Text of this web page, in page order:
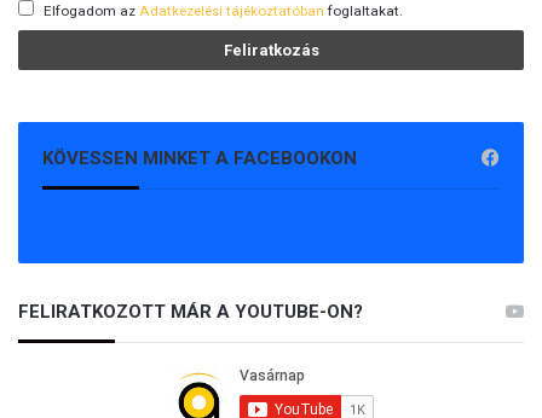
Elfogadom az Adatkezelési tájékoztatóban foglaltakat.
KÖVESSEN MINKET A FACEBOOKON
FELIRATKOZOTT MÁR A YOUTUBE-ON?